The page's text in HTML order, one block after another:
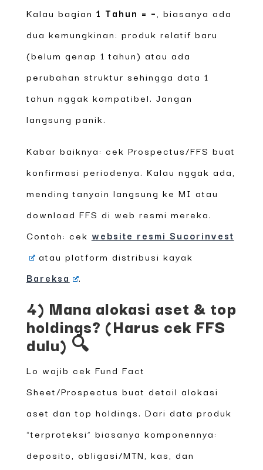
Kalau bagian 1 Tahun = – , biasanya ada
dua kemungkinan: produk relatif baru
(belum genap 1 tahun) atau ada
perubahan struktur sehingga data 1
tahun nggak kompatibel. Jangan
langsung panik.
Kabar baiknya: cek Prospectus/FFS buat
konfirmasi periodenya. Kalau nggak ada,
mending tanyain langsung ke MI atau
download FFS di web resmi mereka.
Contoh: cek website resmi Sucorinvest
atau platform distribusi kayak
Bareksa
.
4) Mana alokasi aset & top
holdings? (Harus cek FFS
dulu) 🔍
Lo wajib cek Fund Fact
Sheet/Prospectus buat detail alokasi
aset dan top holdings. Dari data produk
“terproteksi” biasanya komponennya:
deposito, obligasi/MTN, kas, dan